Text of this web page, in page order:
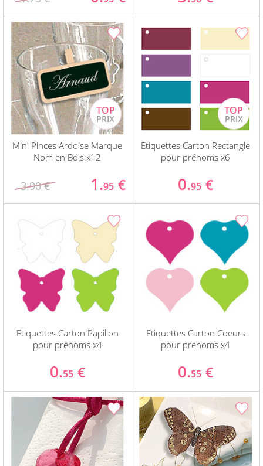
Mini Pinces Ardoise Marque
Nom en Bois x12
3.90 € 1.95 €
Etiquettes Carton Rectangle
pour prénoms x6
0.95 €
Etiquettes Carton Papillon
pour prénoms x4
0.55 €
Etiquettes Carton Coeurs
pour prénoms x4
0.55 €